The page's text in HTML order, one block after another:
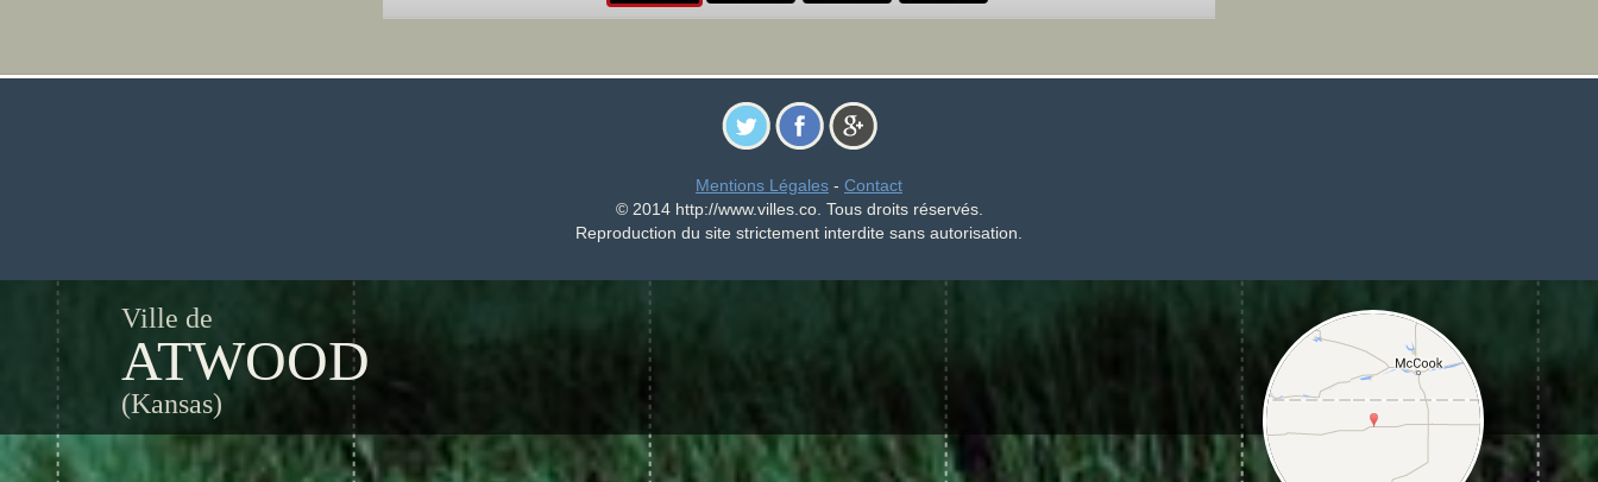
Mentions Légales - Contact
© 2014 http://www.villes.co. Tous droits réservés.
Reproduction du site strictement interdite sans autorisation.
Ville de
ATWOOD
(Kansas)